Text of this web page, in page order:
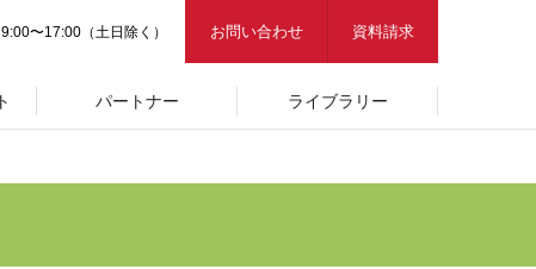
〜17:00（土日除く） お問い合わせ 資料請求
パートナー ライブラリー